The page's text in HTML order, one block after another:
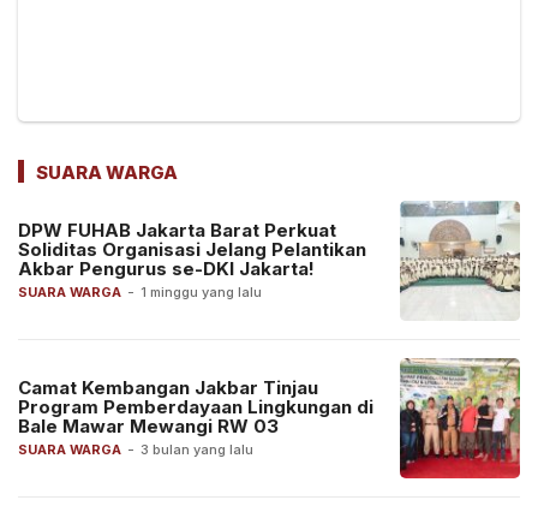
SUARA WARGA
SUARA WARGA - 1 minggu yang lalu
DPW FUHAB Jakarta Barat Perkuat
Soliditas Organisasi Jelang Pelantikan
Akbar Pengurus se-DKI Jakarta!
SUARA WARGA - 3 bulan yang lalu
Camat Kembangan Jakbar Tinjau
Program Pemberdayaan Lingkungan di
Bale Mawar Mewangi RW 03